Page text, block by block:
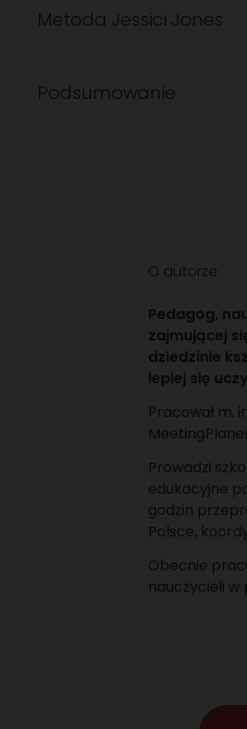
Metoda Jessici Jones
Podsumowanie
O autorze
Pedagog,
zajmującej
dziedzinie
lepiej się
Pracował m.
Prowadzi
edukacyjne
godzin
Polsce,
Obecnie
nauczycieli w